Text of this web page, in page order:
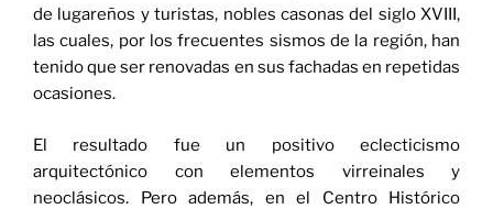
de lugareños y turistas, nobles casonas del siglo XVIII,
las cuales, por los frecuentes sismos de la región, han
tenido que ser renovadas en sus fachadas en repetidas
ocasiones.
El resultado fue un positivo eclecticismo
arquitectónico con elementos virreinales y
neoclásicos. Pero además, en el Centro Histórico